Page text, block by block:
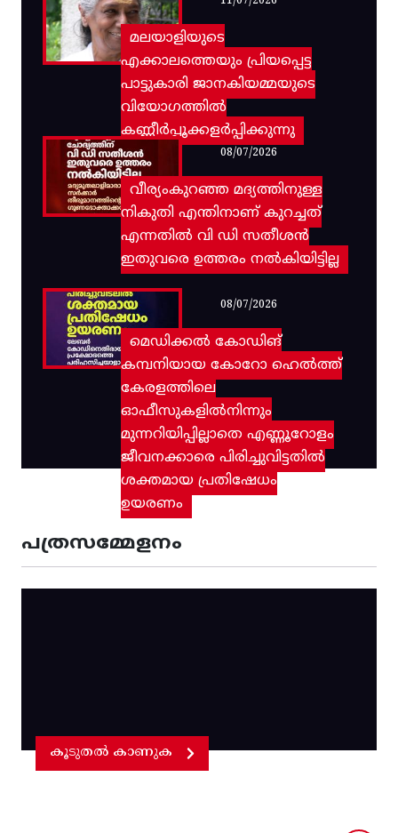
മലയാളിയുടെ
എക്കാലത്തെയും പ്രിയപ്പെട്ട
പാട്ടുകാരി ജാനകിയമ്മയുടെ
വിയോഗത്തിൽ
കണ്ണീർപ്പൂക്കളർപ്പിക്കുന്നു
വീര്യംകുറഞ്ഞ മദ്യത്തിനുള്ള
നികുതി എന്തിനാണ് കുറച്ചത്
എന്നതിൽ വി ഡി സതീശൻ
ഇതുവരെ ഉത്തരം നൽകിയിട്ടില്ല
08/07/2026
മെഡിക്കൽ കോഡിങ്
കമ്പനിയായ കോറോ ഹെൽത്ത്
കേരളത്തിലെ
ഓഫീസുകളിൽനിന്നും
മുന്നറിയിപ്പില്ലാതെ എണ്ണൂറോളം
ജീവനക്കാരെ പിരിച്ചുവിട്ടതിൽ‌
ശക്തമായ പ്രതിഷേധം
ഉയരണം
08/07/2026
പത്രസമ്മേളനം
കൂടുതൽ കാണുക